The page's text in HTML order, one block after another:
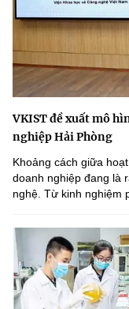
VKIST đề xuất mô
nghiệp Hải Phòng
Khoảng cách giữa
doanh nghiệp đang là
nghệ. Từ kinh nghiệm